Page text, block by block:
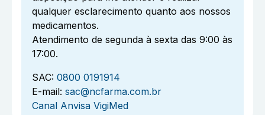
qualquer esclarecimento quanto aos nossos
medicamentos.
Atendimento de segunda à sexta das 9:00 às
17:00.
SAC: 0800 0191914
E-mail: sac@ncfarma.com.br
Canal Anvisa VigiMed